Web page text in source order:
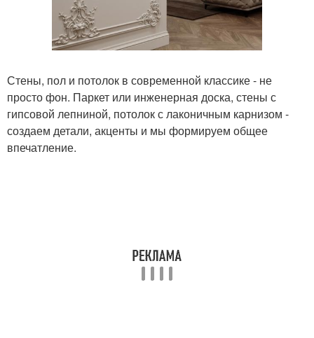
Стены, пол и потолок в современной классике - не
просто фон. Паркет или инженерная доска, стены с
гипсовой лепниной, потолок с лаконичным карнизом -
создаем детали, акценты и мы формируем общее
впечатление.